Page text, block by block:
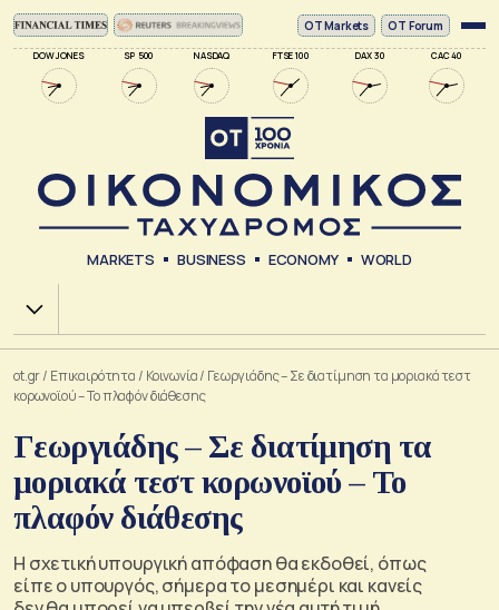
DOW JONES SP 500 NASDAQ FTSE 100 DAX 30 CAC 40
ΟΤ Markets OT Forum
MARKETS BUSINESS ECONOMY WORLD
Χ.Α.
ot.gr/ Επικαιρότητα / Κοινωνία/ Γεωργιάδης – Σε διατίμηση τα μοριακά τεστ
κορωνοϊού – Το πλαφόν διάθεσης
Γεωργιάδης – Σε διατίμηση τα
μοριακά τεστ κορωνοϊού – Το
πλαφόν διάθεσης
Η σχετική υπουργική απόφαση θα εκδοθεί, όπως
είπε ο υπουργός, σήμερα το μεσημέρι και κανείς